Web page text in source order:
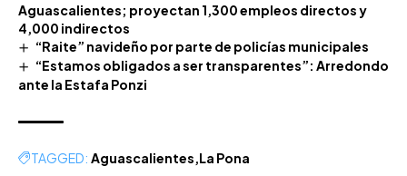
Aguascalientes; proyectan 1,300 empleos directos y
4,000 indirectos
“Raite” navideño por parte de policías municipales
“Estamos obligados a ser transparentes”: Arredondo
ante la Estafa Ponzi
TAGGED: Aguascalientes La Pona